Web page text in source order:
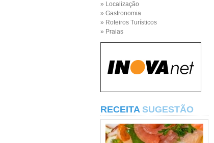
» Localização
» Gastronomia
» Roteiros Turísticos
» Praias
RECEITA SUGESTÃO